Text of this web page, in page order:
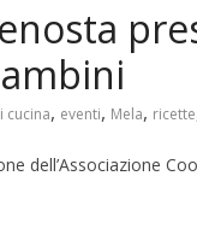
cucina, eventi, Mela, ricette
dell’Associazione